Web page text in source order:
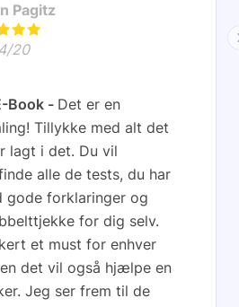
Pagitz
20
Book
Det er en
Tillykke med alt det
lagt i det. Du vil
alle de tests, du har
gode forklaringer og
for dig selv.
et must for enhver
det vil også hjælpe en
Jeg ser frem til de